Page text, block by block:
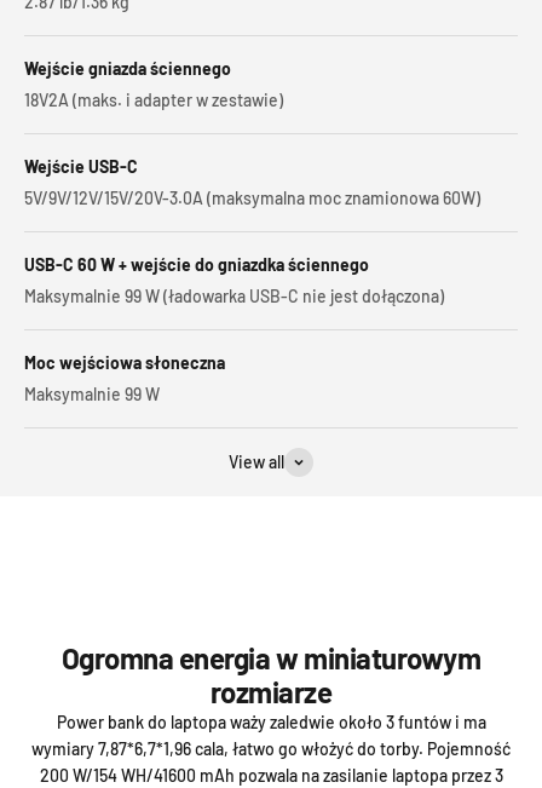
Wejście gniazda ściennego
18V2A (maks. i adapter w zestawie)
Wejście USB-C
5V/9V/12V/15V/20V-3.0A (maksymalna moc znamionowa 60W)
USB-C 60 W + wejście do gniazdka ściennego
Maksymalnie 99 W (ładowarka USB-C nie jest dołączona)
Moc wejściowa słoneczna
Maksymalnie 99 W
View all
Ogromna energia w miniaturowym
rozmiarze
Power bank do laptopa waży zaledwie około 3 funtów i ma
wymiary 7,87*6,7*1,96 cala, łatwo go włożyć do torby. Pojemność
200 W/154 WH/41600 mAh pozwala na zasilanie laptopa przez 3